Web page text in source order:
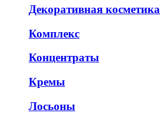
Декоративная косметика
Комплекс
Концентраты
Кремы
Лосьоны